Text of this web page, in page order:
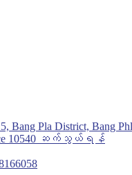
Bang Pla District, Bang
10540 ဆက်သွယ်ရန်